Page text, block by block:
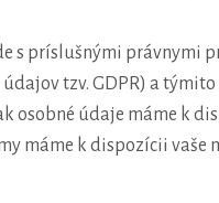
s príslušnými právnymi
tzv. GDPR) a
osobné údaje máme k
máme k dispozícii vaše